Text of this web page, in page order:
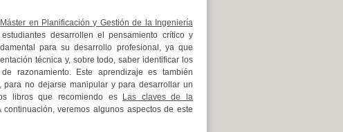
Máster en Planificación y Gestión de la Ingeniería
desarrollen el pensamiento crítico y
para su desarrollo profesional, ya que
técnica y, sobre todo, saber identificar los
razonamiento. Este aprendizaje es también
no dejarse manipular y para desarrollar un
libros que recomiendo es
Las claves de la
continuación, veremos algunos aspectos de este